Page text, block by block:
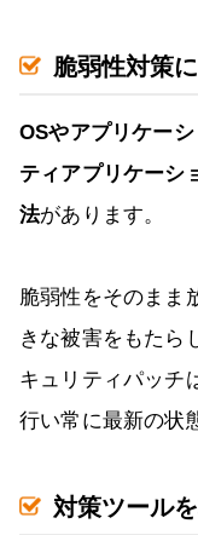
脆弱性対策
OSやアプリケー
ティアプリケーシ
法があります。
脆弱性をそのまま
きな被害をもたら
キュリティパッチ
行い常に最新の状
対策ツール